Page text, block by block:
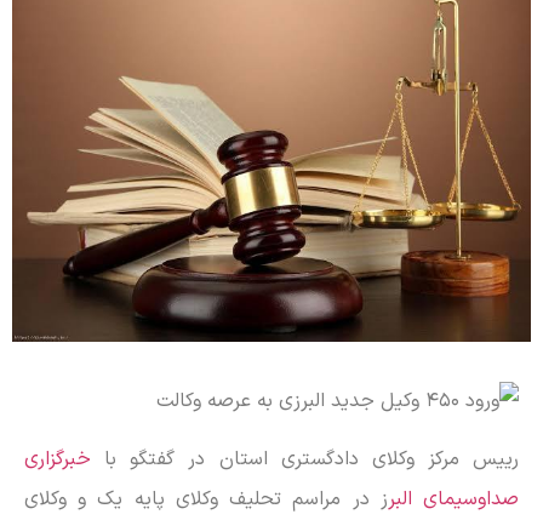
رییس مرکز وکلای دادگستری استان در گفتگو با خبرگزاری
صداوسیمای البرز در مراسم تحلیف وکلای پایه یک و وکلای